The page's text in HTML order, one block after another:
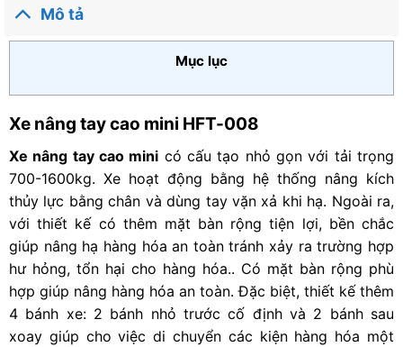
0
Mô tả
Mục lục
Xe nâng tay cao mini HFT-008
Xe nâng tay cao mini có cấu tạo nhỏ gọn với tải trọng
700-1600kg. Xe hoạt động bằng hệ thống nâng kích
thủy lực bằng chân và dùng tay vặn xả khi hạ. Ngoài ra,
với thiết kế có thêm mặt bàn rộng tiện lợi, bền chắc
giúp nâng hạ hàng hóa an toàn tránh xảy ra trường hợp
hư hỏng, tổn hại cho hàng hóa.. Có mặt bàn rộng phù
hợp giúp nâng hàng hóa an toàn. Đặc biệt, thiết kế thêm
4 bánh xe: 2 bánh nhỏ trước cố định và 2 bánh sau
xoay giúp cho việc di chuyển các kiện hàng hóa một